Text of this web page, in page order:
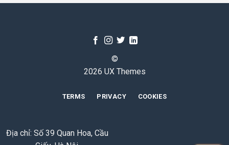
©
2026 UX Themes
TERMS PRIVACY COOKIES
Địa chỉ: Số 39 Quan Hoa, Cầu